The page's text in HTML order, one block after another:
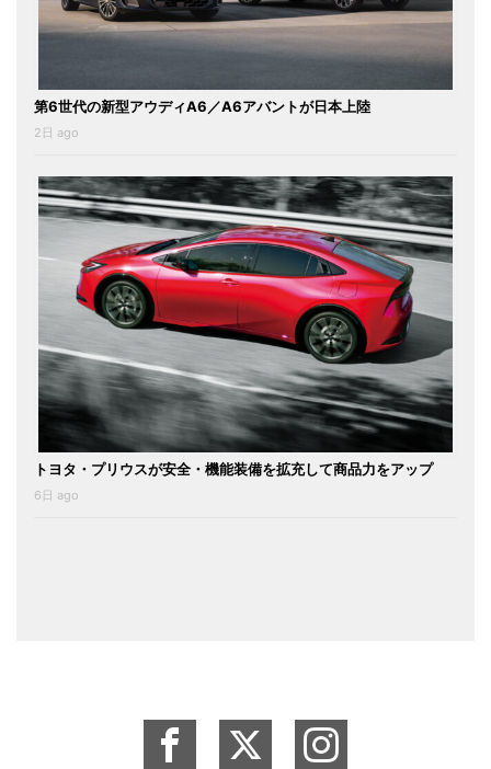
第6世代の新型アウディA6／A6アバントが日本上陸
2日 ago
トヨタ・プリウスが安全・機能装備を拡充して商品力をアップ
6日 ago